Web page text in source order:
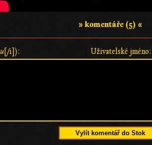
» komentáře (5) «
Uživatelské jméno:
[/i]):
Vylít komentář do Stok